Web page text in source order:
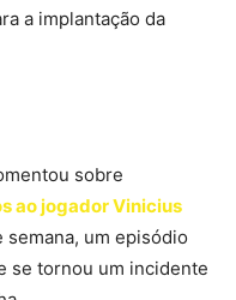
a implantação da
sobre
ao jogador Vinicius
semana, um episódio
se tornou um incidente